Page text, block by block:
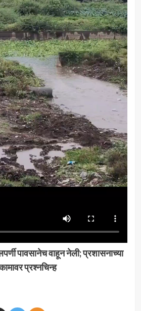
पावसानेच वाहून नेली; प्रशासनाच्या
प्रश्नचिन्ह